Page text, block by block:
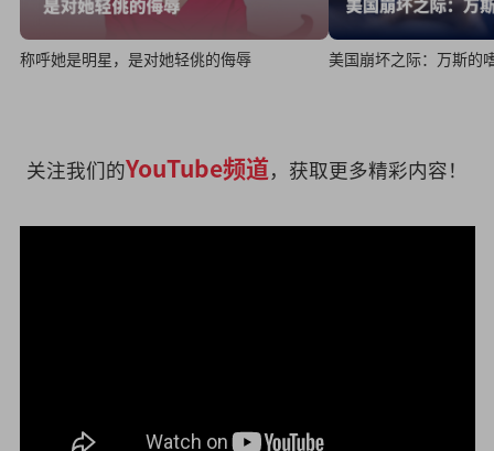
称呼她是明星，是对她轻佻的侮辱 美国崩坏之际：万斯的
关注我们的YouTube频道，获取更多精彩内容！